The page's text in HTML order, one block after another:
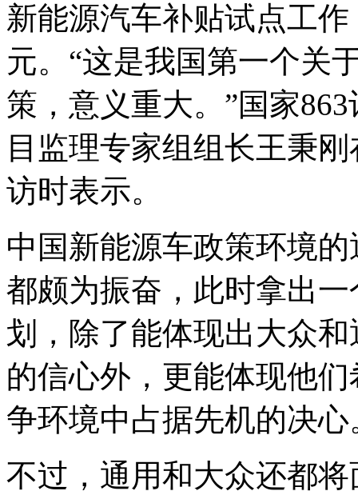
新能源汽车补贴试点工
元。“这是我国第一个关
策，意义重大。”国家
目监理专家组组长王秉
访时表示。
中国新能源车政策环境
都颇为振奋，此时拿出
划，除了能体现出大众
的信心外，更能体现他
争环境中占据先机的决心
不过，通用和大众还都